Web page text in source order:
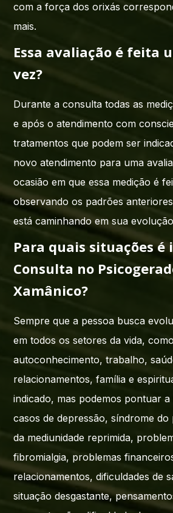
com a força dos orixás
mais.
Essa avaliação é feita
vez?
Durante a consulta todas as
e após o atendimento com
tratamentos que podem ser
novo atendimento para uma
ocasião em que essa medição é
observando os padrões
está caminhando em sua
Para quais situações é
Consulta no
Xamânico?
Sempre que a pessoa busca
em todos os setores da vida,
autoconhecimento, trabalho,
relacionamentos, família e
indicado, mas podemos pontuar
casos de depressão, síndrome
da mediunidade reprimida,
fibromialgia, problemas
relacionamentos, dificuldades de
situação desgastante,